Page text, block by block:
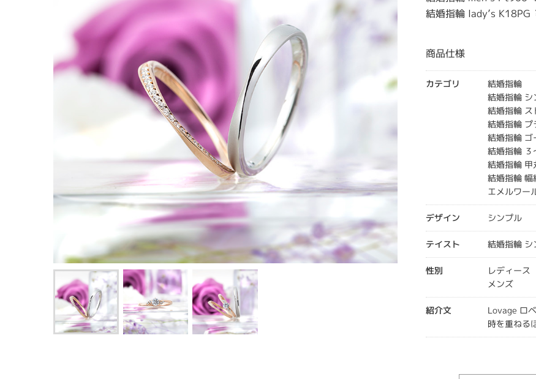
結婚指輪 lady’s K18PG
商品仕様
カテゴリ
結婚指輪
結婚指輪 シ
結婚指輪 ス
結婚指輪 プ
結婚指輪 ゴ
結婚指輪 ３
結婚指輪 甲
結婚指輪 幅
エメルワー
デザイン シンプル
テイスト 結婚指輪 シ
性別
レディース
メンズ
紹介文
Lovage ロ
時を重ねる